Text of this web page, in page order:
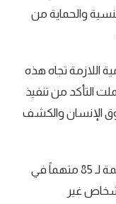
والحماية من
اللازمة تجاه ‏هذه
التأكد من تنفيذ
الإنسان والكشف
وقالت أن الهيئة حضرت 70 جلسة محاكمة لـ 85 متهماً في
من بينهم 79 سعودياً و6 أشخاص غير